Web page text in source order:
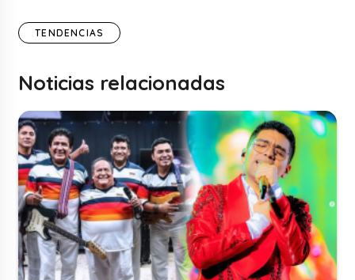
TENDENCIAS
Noticias relacionadas